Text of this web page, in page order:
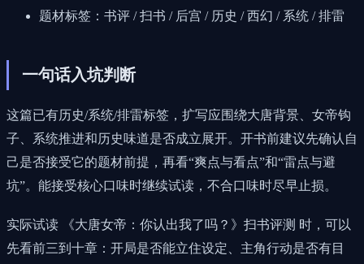
题材标签：书评 / 扫书 / 后宫 / 历史 / 西幻 / 系统 / 排雷
一句话入坑判断
这篇已有历史/系统/排雷标签，扩写应围绕大唐背景、女帝钩
子、系统推进和历史味道是否成立展开。开书前建议先确认自
己是否接受它的题材前提，再看“爽点与看点”和“雷点与避
坑”。能接受核心口味时继续试读，不合口味时尽早止损。
实际试读 《大唐女帝：你认出我了吗？》扫书评测 时，可以
先看前三到十章：开局是否能立住设定、主角行动是否有目